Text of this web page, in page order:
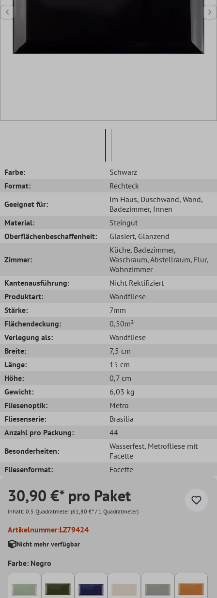
Farbe:
Schwarz
Format:
Rechteck
Geeignet für:
Im Haus, Duschwand, Wand,
Badezimmer, Innen
Material:
Steingut
Oberflächenbeschaffenheit:
Glasiert, Glänzend
Zimmer:
Küche, Badezimmer,
Waschraum, Abstellraum, Flur,
Wohnzimmer
Kantenausführung:
Nicht Rektifiziert
Produktart:
Wandfliese
Stärke:
7mm
Flächendeckung:
0,50m²
Verlegung als:
Wandfliese
Breite:
7,5 cm
Länge:
15 cm
Höhe:
0,7 cm
Gewicht:
6,03 kg
Fliesenoptik:
Metro
Fliesenserie:
Brasilia
Anzahl pro Packung:
44
Besonderheiten:
Wasserfest, Metrofliese mit
Facette
Fliesenformat:
Facette
30,90 €* pro Paket
Inhalt: 0.5 Quadratmeter (61,80 €* / 1 Quadratmeter)
Artikelnummer:LZ79424
Nicht mehr verfügbar
Farbe: Negro